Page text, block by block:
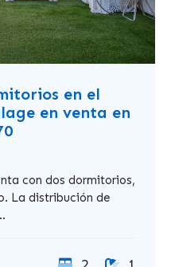
en el
en venta en
con dos dormitorios,
La distribución de